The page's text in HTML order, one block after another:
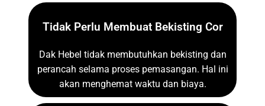
Tidak Perlu Membuat Bekisting Cor
Dak Hebel tidak membutuhkan bekisting dan
perancah selama proses pemasangan. Hal ini
akan menghemat waktu dan biaya.